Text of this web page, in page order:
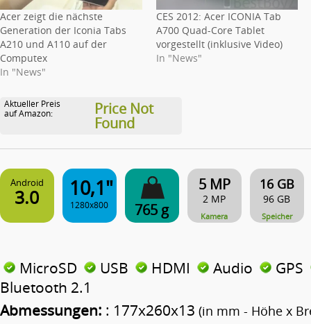
Acer zeigt die nächste
Generation der Iconia Tabs
A210 und A110 auf der
Computex
In "News"
CES 2012: Acer ICONIA Tab
A700 Quad-Core Tablet
vorgestellt (inklusive Video)
In "News"
Aktueller Preis
auf Amazon:
Price Not
Found
Android
3.0 10,1"
1280x800 765 g
5 MP
2 MP
Kamera
16 GB
96 GB
Speicher
MicroSD USB HDMI Audio
GPS
Bluetooth 2.1
Abmessungen: : 177x260x13 (in mm - Höhe x